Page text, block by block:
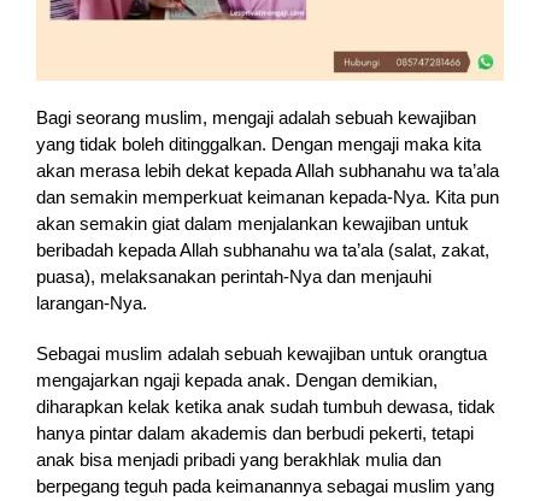
Bagi seorang muslim, mengaji adalah sebuah kewajiban
yang tidak boleh ditinggalkan. Dengan mengaji maka kita
akan merasa lebih dekat kepada Allah subhanahu wa ta’ala
dan semakin memperkuat keimanan kepada-Nya. Kita pun
akan semakin giat dalam menjalankan kewajiban untuk
beribadah kepada Allah subhanahu wa ta’ala (salat, zakat,
puasa), melaksanakan perintah-Nya dan menjauhi
larangan-Nya.
Sebagai muslim adalah sebuah kewajiban untuk orangtua
mengajarkan ngaji kepada anak. Dengan demikian,
diharapkan kelak ketika anak sudah tumbuh dewasa, tidak
hanya pintar dalam akademis dan berbudi pekerti, tetapi
anak bisa menjadi pribadi yang berakhlak mulia dan
berpegang teguh pada keimanannya sebagai muslim yang